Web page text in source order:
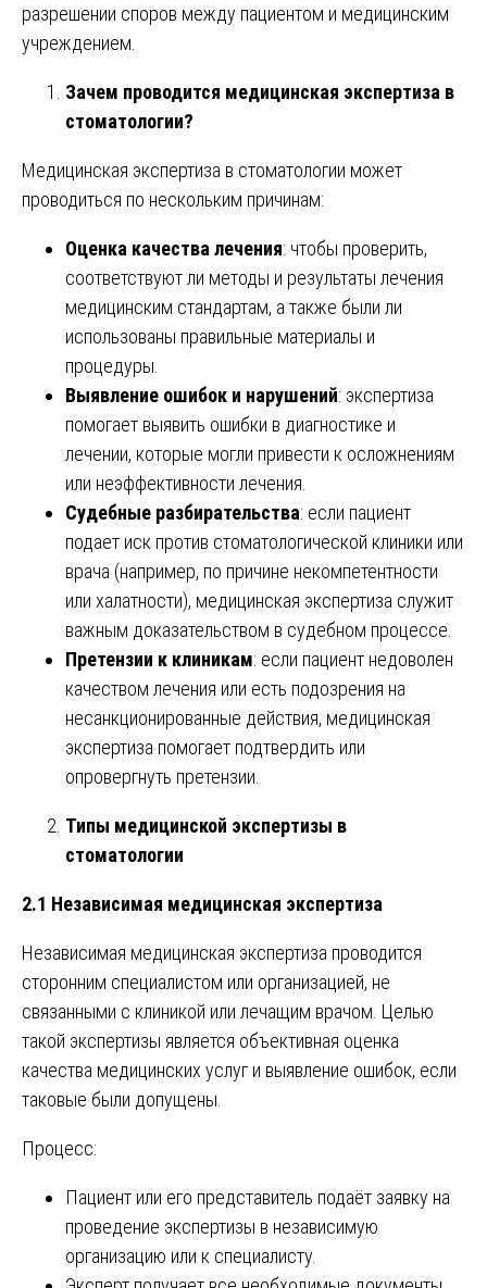
разрешении споров между пациентом и медицинским
учреждением.
Зачем проводится медицинская экспертиза в
стоматологии?
Медицинская экспертиза в стоматологии может
проводиться по нескольким причинам:
Оценка качества лечения: чтобы проверить,
соответствуют ли методы и результаты лечения
медицинским стандартам, а также были ли
использованы правильные материалы и
процедуры.
Выявление ошибок и нарушений: экспертиза
помогает выявить ошибки в диагностике и
лечении, которые могли привести к осложнениям
или неэффективности лечения.
Судебные разбирательства: если пациент
подает иск против стоматологической клиники или
врача (например, по причине некомпетентности
или халатности), медицинская экспертиза служит
важным доказательством в судебном процессе.
Претензии к клиникам: если пациент недоволен
качеством лечения или есть подозрения на
несанкционированные действия, медицинская
экспертиза помогает подтвердить или
опровергнуть претензии.
Типы медицинской экспертизы в
стоматологии
2.1 Независимая медицинская экспертиза
Независимая медицинская экспертиза проводится
сторонним специалистом или организацией, не
связанными с клиникой или лечащим врачом. Целью
такой экспертизы является объективная оценка
качества медицинских услуг и выявление ошибок, если
таковые были допущены.
Процесс:
Пациент или его представитель подаёт заявку на
проведение экспертизы в независимую
организацию или к специалисту.